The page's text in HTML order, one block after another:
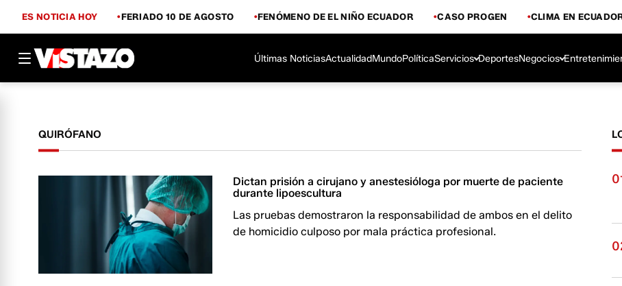
ES NOTICIA HOY FERIADO 10 DE AGOSTO FENÓMENO DE EL NIÑO ECUADOR CASO PROGEN CLIMA EN
Últimas NoticiasActualidadMundoPolíticaServicios DeportesNegocios
QUIRÓFANO
Dictan prisión a cirujano y anestesióloga por muerte de paciente
durante lipoescultura
Las pruebas demostraron la responsabilidad de ambos en el delito
de homicidio culposo por mala práctica profesional.